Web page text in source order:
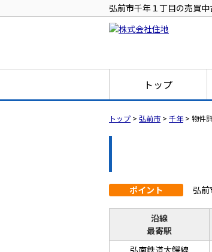
弘前市千年１丁目の売買
トップ
トップ > 弘前市 > 千年> 物件
ポイント 弘前
沿線
最寄駅
弘南鉄道大鰐線